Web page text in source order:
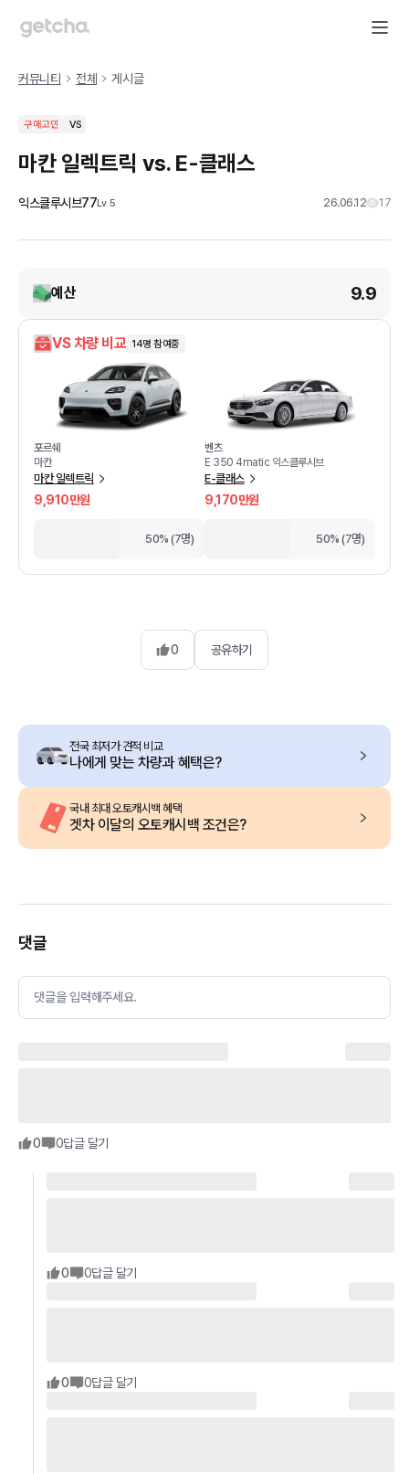
커뮤니티 전체 게시글
구매고민 VS
마칸 일렉트릭 vs. E-클래스
익스클루시브77Lv 5 26.06.12 17
예산 9.9
VS 차량 비교 14명 참여중
포르쉐
마칸
마칸 일렉트릭
9,910만원
50% (7명)
벤츠
E 350 4matic 익스클루시브
E-클래스
9,170만원
50% (7명)
0 공유하기
전국 최저가 견적 비교
나에게 맞는 차량과 혜택은?
국내 최대 오토캐시백 혜택
겟차 이달의 오토캐시백 조건은?
댓글
댓글을 입력해주세요.
0 0답글 달기
0 0답글 달기
0 0답글 달기